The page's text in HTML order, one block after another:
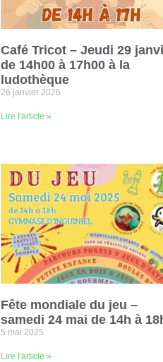
Café Tricot – Jeudi 29
de 14h00 à 17h00 à la
ludothèque
26 janvier 2026
Lire l'article »
Fête mondiale du jeu –
samedi 24 mai de 14h à
5 mai 2025
Lire l'article »